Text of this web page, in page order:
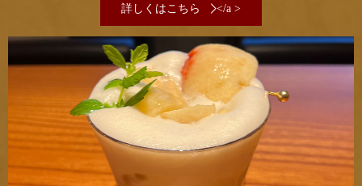
詳しくはこちら </a >